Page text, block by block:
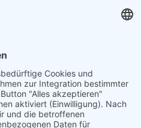
Fragen?
- Rückrufservice
produkte.online